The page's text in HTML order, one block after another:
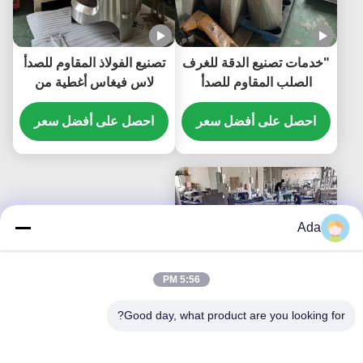
"خدمات تصنيع الدقة للغرف
الصلب المقاوم للصدأ
المخصصة للتطبيقات
الصناعية
احصل على أفضل سعر
تصنيع الفولاذ المقاوم للصدأ
لاس فيغاس أغطية من
صفيحات الفولاذ المقاوم
للصدأ للصناعة الطبية
ومكونات الميزان الإلكتروني
احصل على أفضل سعر
Ada
5:56 PM
Good day, what product are you looking for?